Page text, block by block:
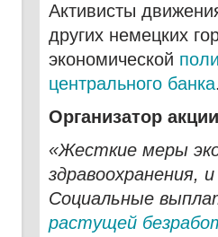
Активисты
других немецких
экономической
центрального банка
Организатор
«Жесткие меры
здравоохранения,
Социальные
растущей